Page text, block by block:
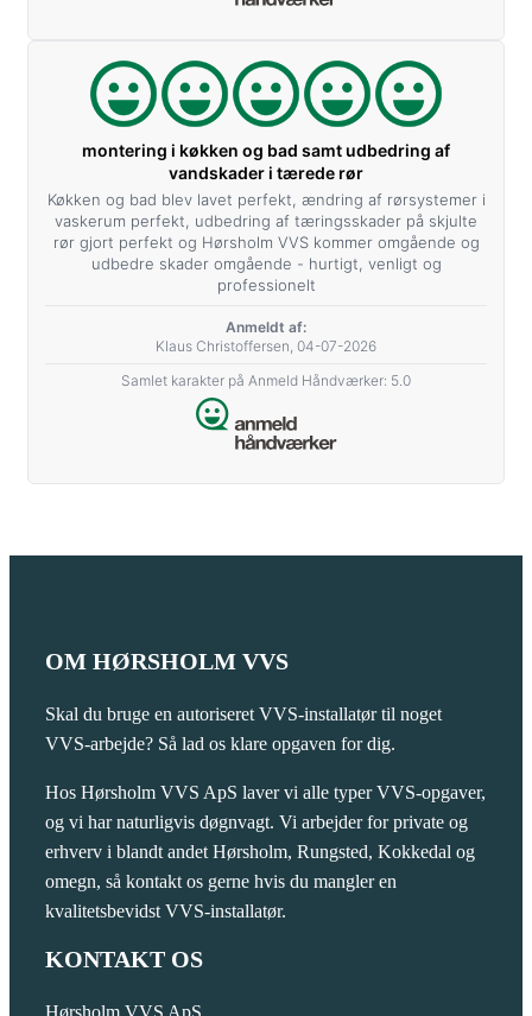
montering i køkken og bad samt udbedring af
vandskader i tærede rør
Køkken og bad blev lavet perfekt, ændring af rørsystemer i
vaskerum perfekt, udbedring af tæringsskader på skjulte
rør gjort perfekt og Hørsholm VVS kommer omgående og
udbedre skader omgående - hurtigt, venligt og
professionelt
Anmeldt af:
Klaus Christoffersen, 04-07-2026
Samlet karakter på Anmeld Håndværker: 5.0
OM HØRSHOLM VVS
Skal du bruge en autoriseret VVS-installatør til noget
VVS-arbejde? Så lad os klare opgaven for dig.
Hos Hørsholm VVS ApS laver vi alle typer VVS-opgaver,
og vi har naturligvis døgnvagt. Vi arbejder for private og
erhverv i blandt andet Hørsholm, Rungsted, Kokkedal og
omegn, så kontakt os gerne hvis du mangler en
kvalitetsbevidst VVS-installatør.
KONTAKT OS